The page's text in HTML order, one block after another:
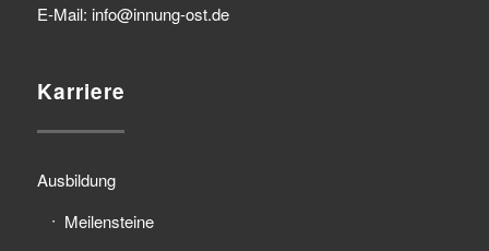
E-Mail: info@innung-ost.de
Karriere
Ausbildung
Meilensteine